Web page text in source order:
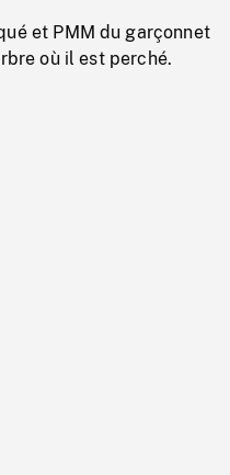
et PMM du garçonnet
où il est perché.